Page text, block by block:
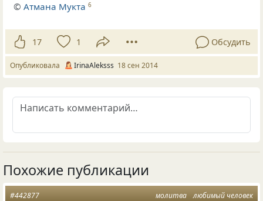
©Атмана Мукта 6
17 1 Обсудить
Опубликовала IrinaAleksss 18 сен 2014
Похожие публикации
молитва любимый человек
#442877